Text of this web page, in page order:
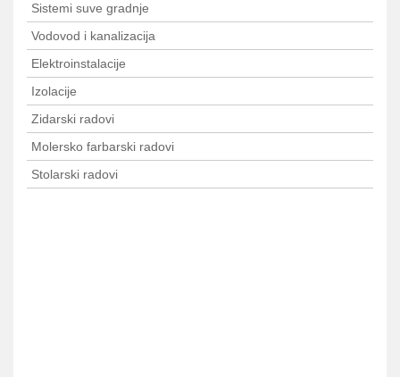
Sistemi suve gradnje
Vodovod i kanalizacija
Elektroinstalacije
Izolacije
Zidarski radovi
Molersko farbarski radovi
Stolarski radovi